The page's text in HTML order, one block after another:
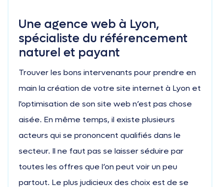
Une agence web à Lyon,
spécialiste du référencement
naturel et payant
Trouver les bons intervenants pour prendre en
main la création de votre site internet à Lyon et
l'optimisation de son site web n’est pas chose
aisée. En même temps, il existe plusieurs
acteurs qui se prononcent qualifiés dans le
secteur. Il ne faut pas se laisser séduire par
toutes les offres que l’on peut voir un peu
partout. Le plus judicieux des choix est de se